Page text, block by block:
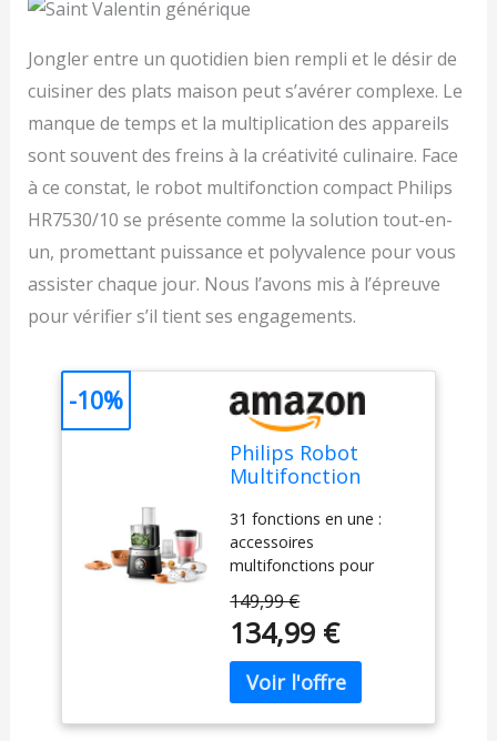
Jongler entre un quotidien bien rempli et le désir de
cuisiner des plats maison peut s’avérer complexe. Le
manque de temps et la multiplication des appareils
sont souvent des freins à la créativité culinaire. Face
à ce constat, le robot multifonction compact Philips
HR7530/10 se présente comme la solution tout-en-
un, promettant puissance et polyvalence pour vous
assister chaque jour. Nous l’avons mis à l’épreuve
pour vérifier s’il tient ses engagements.
Philips Robot
Multifonction
31 Fonctions, Bol
de 2.1L, Ultra
Puissant, Lame en
Acier Inoxydable
(HR7530/10)
31 fonctions en une :
accessoires
multifonctions pour
émincer, trancher,
déchiqueter, fouetter,
battre, pétrir,
émulsionner et plus -
Pichet mélangeur,
presse-agrumes et
149,99 €
134,99 €
-10%